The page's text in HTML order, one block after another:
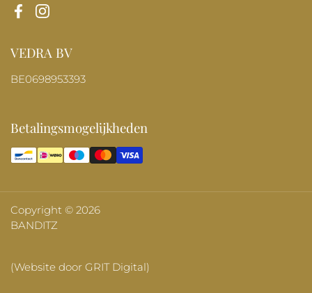
FacebookInstagram
VEDRA BV
BE0698953393
Betalingsmogelijkheden
Copyright © 2026
BANDITZ
(Website door GRIT Digital)